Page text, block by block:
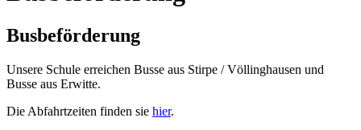
Busbeförderung
Unsere Schule erreichen Busse aus Stirpe / Völlinghausen und
Busse aus Erwitte.
Die Abfahrtzeiten finden sie hier.